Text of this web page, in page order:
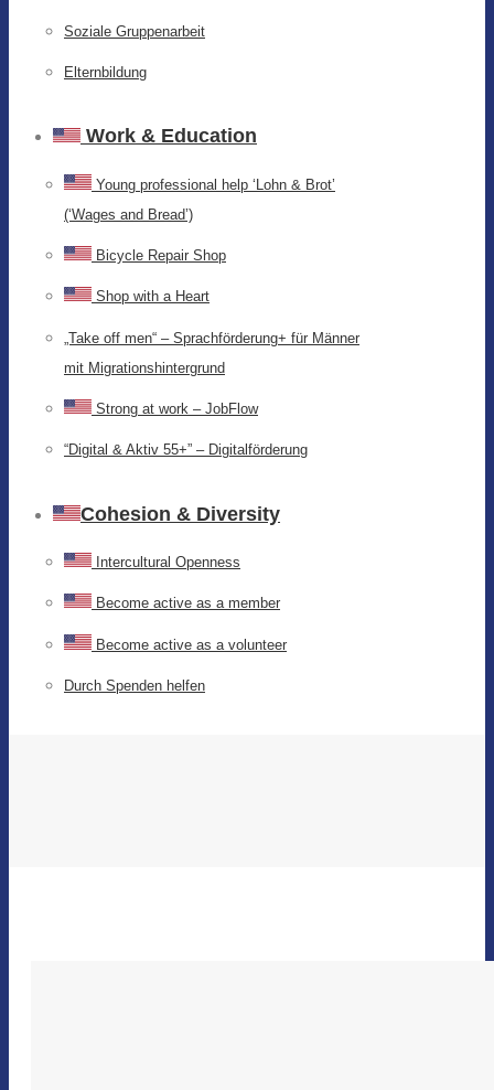
Soziale Gruppenarbeit
Elternbildung
Work & Education
Young professional help ‘Lohn & Brot’
(‘Wages and Bread’)
Bicycle Repair Shop
Shop with a Heart
„Take off men“ – Sprachförderung+ für Männer
mit Migrationshintergrund
Strong at work – JobFlow
“Digital & Aktiv 55+” – Digitalförderung
Cohesion & Diversity
Intercultural Openness
Become active as a member
Become active as a volunteer
Durch Spenden helfen